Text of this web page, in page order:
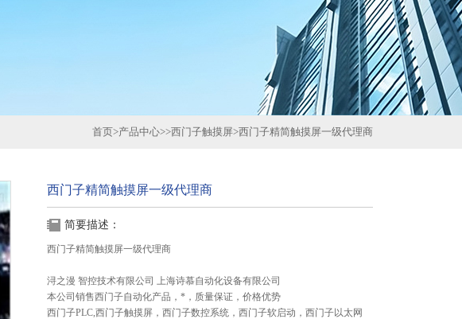
首页>产品中心>>西门子触摸屏>西门子精简触摸屏一级代理商
西门子精简触摸屏一级代理商
简要描述：
西门子精简触摸屏一级代理商
浔之漫 智控技术有限公司 上海诗慕自动化设备有限公司
本公司销售西门子自动化产品，*，质量保证，价格优势
西门子PLC,西门子触摸屏，西门子数控系统，西门子软启动，西门子以太网